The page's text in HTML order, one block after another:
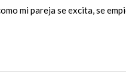
mi pareja se excita, se